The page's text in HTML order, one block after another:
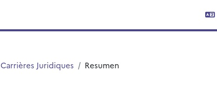
Carrières Juridiques Resumen